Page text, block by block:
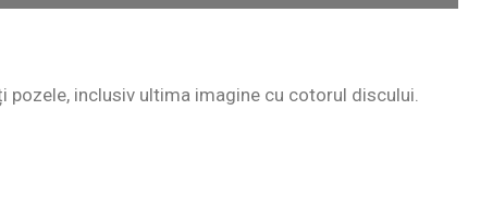
inclusiv ultima imagine cu cotorul discului.